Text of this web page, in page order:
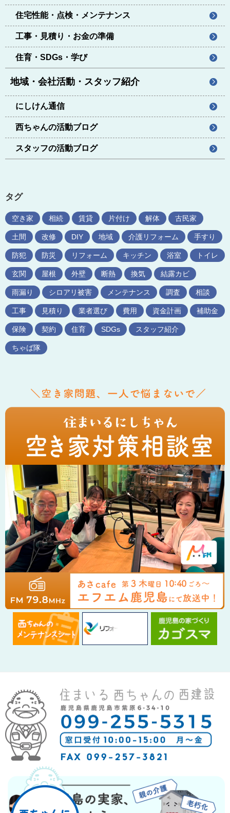
住宅性能・点検・メンテナンス
工事・見積り・お金の準備
住育・SDGs・学び
地域・会社活動・スタッフ紹介
にしけん通信
西ちゃんの活動ブログ
スタッフの活動ブログ
タグ
空き家 相続 賃貸 片付け 解体 古民家
土間 改修 DIY 地域 介護リフォーム 手すり
防犯 防災 リフォーム キッチン 浴室 トイレ
玄関 屋根 外壁 断熱 換気 結露カビ
雨漏り シロアリ被害 メンテナンス 調査 相談
工事 見積り 業者選び 費用 資金計画 補助金
保険 契約 住育 SDGs スタッフ紹介
ちゃば隊